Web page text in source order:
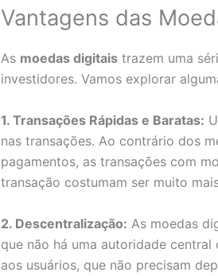
Vantagens das
As moedas digitais trazem uma
investidores. Vamos explorar
1. Transações Rápidas e Baratas:
nas transações. Ao contrário dos
pagamentos, as transações com
transação costumam ser muito
2. Descentralização: As moedas
que não há uma autoridade
aos usuários, que não precisam